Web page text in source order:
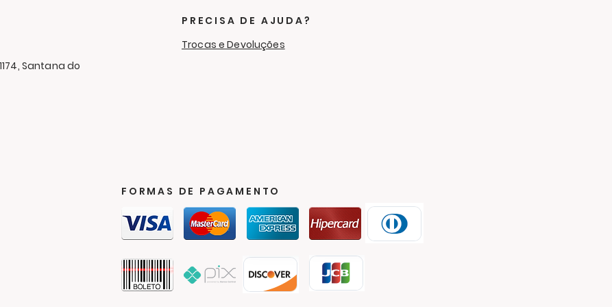
Campanha de
Agasalhos 2026
Santana do
PRECISA DE AJUDA?
Trocas e Devoluções
FORMAS DE PAGAMENTO